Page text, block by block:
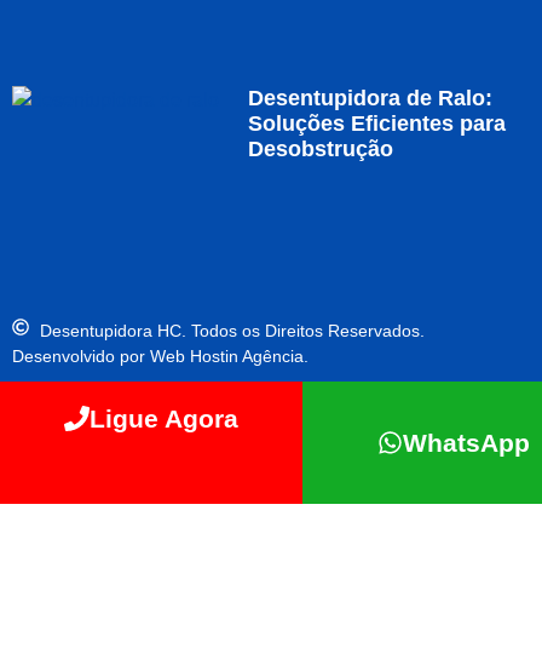
Desentupidora de Ralo:
Soluções Eficientes para
Desobstrução
Desentupidora HC. Todos os Direitos Reservados.
Desenvolvido por Web Hostin Agência.
Ligue Agora
WhatsApp